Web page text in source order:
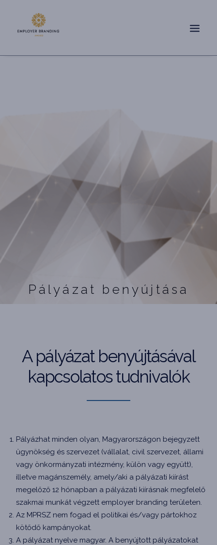
Pályázat benyújtása
A pályázat benyújtásával
kapcsolatos tudnivalók
Pályázhat minden olyan, Magyarországon bejegyzett
ügynökség és szervezet (vállalat, civil szervezet, állami
vagy önkormányzati intézmény, külön vagy együtt),
illetve magánszemély, amely/aki a pályázati kiírást
megelőző 12 hónapban a pályázati kiírásnak megfelelő
szakmai munkát végzett employer branding területen.
Az MPRSZ nem fogad el politikai és/vagy pártokhoz
kötődő kampányokat.
A pályázat nyelve magyar. A benyújtott pályázatokat